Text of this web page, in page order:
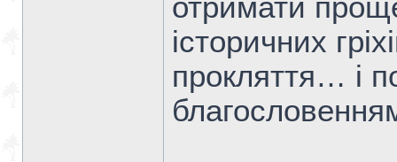
отримати
історичних
прокляття… і